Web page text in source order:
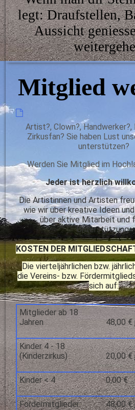
legt: Draufstellen,
Aussicht
Mitglied
Artist?, Clown?,
Zirkusfan? Sie haben Lust
unterstützen?
Werden Sie Mitglied im
Jeder ist herzlich
Die Artistinnen und Artisten
wie wir über kreative Ideen
über aktive Mitarbeit und
Unterstützung.
KOSTEN DER
Die vierteljährlichen bzw.
die Vereins- bzw.
sich auf:
Mitglieder ab 18
Jahren
48,00 €
Kinder 4 - 18
(Kinderzirkus)
20,00 €
Kinder < 4 0,00 €
Fördermitglieder 48,00 €